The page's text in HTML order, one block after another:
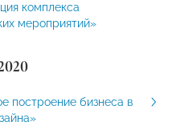
комплекса
мероприятий»
построение бизнеса в